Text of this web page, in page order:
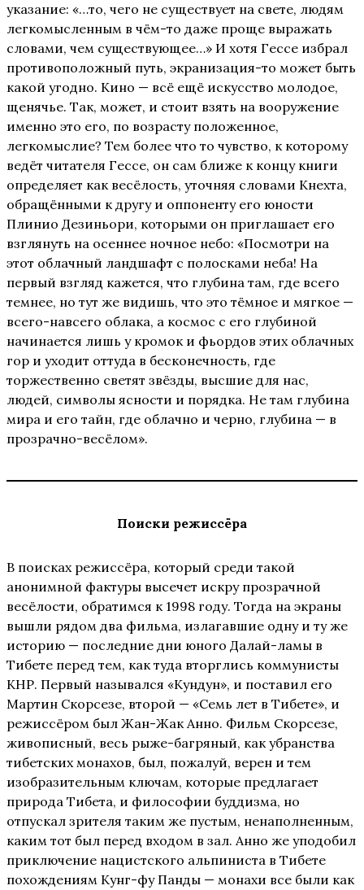
указание: «…то, чего не существует на свете, людям
легкомысленным в чём-то даже проще выражать
словами, чем существующее…» И хотя Гессе избрал
противоположный путь, экранизация-то может быть
какой угодно. Кино — всё ещё искусство молодое,
щенячье. Так, может, и стоит взять на вооружение
именно это его, по возрасту положенное,
легкомыслие? Тем более что то чувство, к которому
ведёт читателя Гессе, он сам ближе к концу книги
определяет как весёлость, уточняя словами Кнехта,
обращёнными к другу и оппоненту его юности
Плинио Дезиньори, которыми он приглашает его
взглянуть на осеннее ночное небо: «Посмотри на
этот облачный ландшафт с полосками неба! На
первый взгляд кажется, что глубина там, где всего
темнее, но тут же видишь, что это тёмное и мягкое —
всего-навсего облака, а космос с его глубиной
начинается лишь у кромок и фьордов этих облачных
гор и уходит оттуда в бесконечность, где
торжественно светят звёзды, высшие для нас,
людей, символы ясности и порядка. Не там глубина
мира и его тайн, где облачно и черно, глубина — в
прозрачно-весёлом».
Поиски режиссёра
В поисках режиссёра, который среди такой
анонимной фактуры высечет искру прозрачной
весёлости, обратимся к 1998 году. Тогда на экраны
вышли рядом два фильма, излагавшие одну и ту же
историю — последние дни юного Далай-ламы в
Тибете перед тем, как туда вторглись коммунисты
КНР. Первый назывался «Кундун», и поставил его
Мартин Скорсезе, второй — «Семь лет в Тибете», и
режиссёром был Жан-Жак Анно. Фильм Скорсезе,
живописный, весь рыже-багряный, как убранства
тибетских монахов, был, пожалуй, верен и тем
изобразительным ключам, которые предлагает
природа Тибета, и философии буддизма, но
отпускал зрителя таким же пустым, ненаполненным,
каким тот был перед входом в зал. Анно же уподобил
приключение нацистского альпиниста в Тибете
похождениям Кунг-фу Панды — монахи все были как